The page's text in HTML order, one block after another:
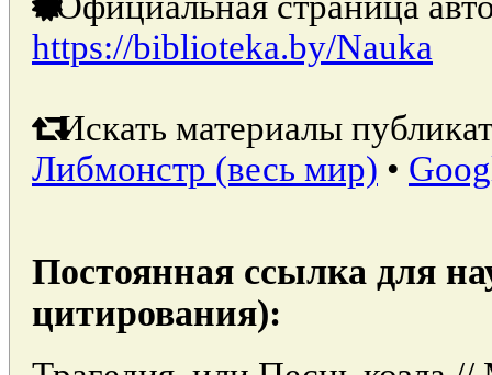
https://biblioteka.by/Nauka
Искать материалы
Либмонстр (весь мир) •
Постоянная ссылка для
цитирования):